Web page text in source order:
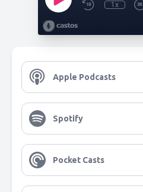
1x
Apple Podcasts
Spotify
Pocket Casts